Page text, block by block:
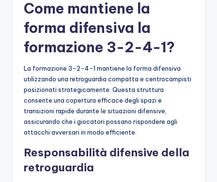
Come mantiene la
forma difensiva la
formazione 3-2-4-1?
La formazione 3-2-4-1 mantiene la forma difensiva
utilizzando una retroguardia compatta e centrocampisti
posizionati strategicamente. Questa struttura
consente una copertura efficace degli spazi e
transizioni rapide durante le situazioni difensive,
assicurando che i giocatori possano rispondere agli
attacchi avversari in modo efficiente.
Responsabilità difensive della
retroguardia